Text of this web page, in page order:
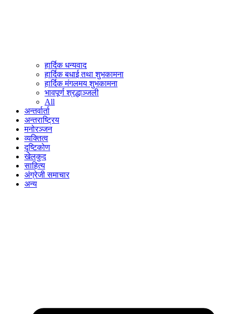
हार्दिक धन्यवाद
हार्दिक बधाई तथा शुभकामना
हार्दिक मंगलमय शुभकामना
भावपूर्ण श्रद्धाञ्जली
All
अन्तर्वार्ता
अन्तराष्ट्रिय
मनोरञ्जन
व्यक्तित्व
दृष्टिकोण
खेलकुद
साहित्य
अंग्रेजी समाचार
अन्य